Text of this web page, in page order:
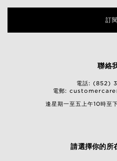
訂
聯絡
電話: (852)
電郵:
逢星期一至五上午10時至
請選擇你的所